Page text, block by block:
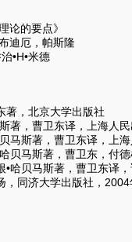
论的要点》
迪厄，帕斯隆
•H•米德
著，北京大学出版社
著，曹卫东译，上海人
马斯著，曹卫东译，上
贝马斯著，曹卫东，付
•哈贝马斯著，曹卫东译
，同济大学出版社，2004